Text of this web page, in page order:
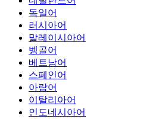
독일어
러시아어
말레이시아어
벵골어
베트남어
스페인어
아랍어
이탈리아어
인도네시아어